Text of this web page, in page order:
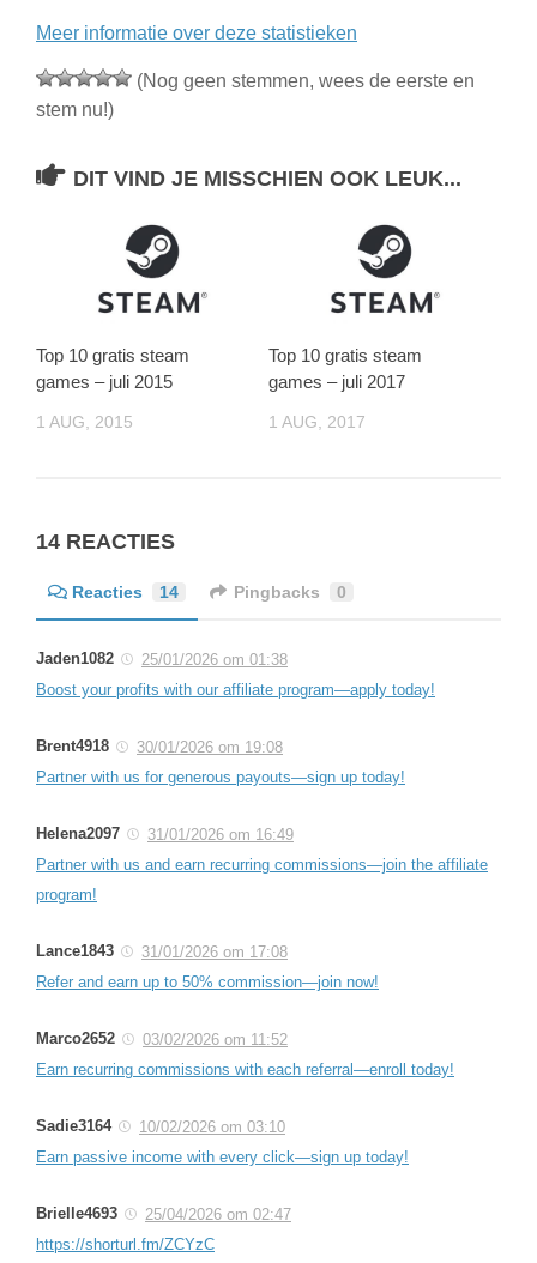
Meer informatie over deze statistieken
(Nog geen stemmen, wees de eerste en
stem nu!)
DIT VIND JE MISSCHIEN OOK LEUK...
Top 10 gratis steam
games – juli 2015
1 AUG, 2015
Top 10 gratis steam
games – juli 2017
1 AUG, 2017
14 REACTIES
Reacties 14 Pingbacks 0
Jaden1082
25/01/2026 om 01:38
Boost your profits with our affiliate program—apply today!
Brent4918
30/01/2026 om 19:08
Partner with us for generous payouts—sign up today!
Helena2097
31/01/2026 om 16:49
Partner with us and earn recurring commissions—join the affiliate
program!
Lance1843
31/01/2026 om 17:08
Refer and earn up to 50% commission—join now!
Marco2652
03/02/2026 om 11:52
Earn recurring commissions with each referral—enroll today!
Sadie3164
10/02/2026 om 03:10
Earn passive income with every click—sign up today!
Brielle4693
25/04/2026 om 02:47
https://shorturl.fm/ZCYzC